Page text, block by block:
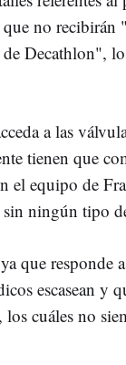
no
Decathlon",
a las
tienen que
equipo de
ningún tipo
que responde
escasean y
cuáles no